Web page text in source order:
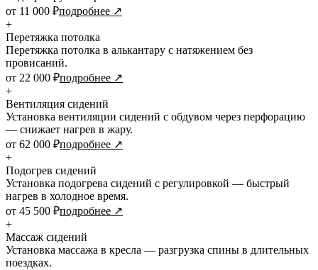
от 11 000 ₽подробнее ↗
+
Перетяжка потолка
Перетяжка потолка в алькантару с натяжением без
провисаний.
от 22 000 ₽подробнее ↗
+
Вентиляция сидений
Установка вентиляции сидений с обдувом через перфорацию
— снижает нагрев в жару.
от 62 000 ₽подробнее ↗
+
Подогрев сидений
Установка подогрева сидений с регулировкой — быстрый
нагрев в холодное время.
от 45 500 ₽подробнее ↗
+
Массаж сидений
Установка массажа в кресла — разгрузка спины в длительных
поездках.